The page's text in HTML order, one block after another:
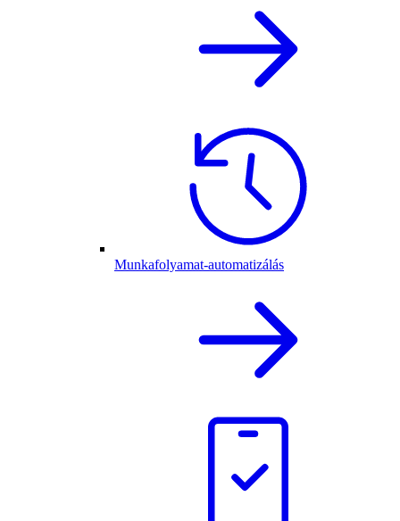
Munkafolyamat-automatizálás